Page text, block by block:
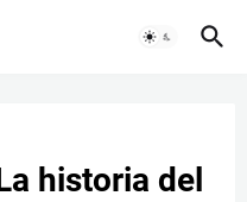
historia del